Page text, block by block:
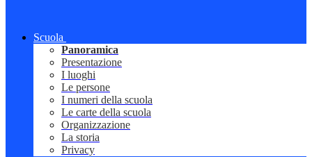
Scuola
Panoramica
Presentazione
I luoghi
Le persone
I numeri della scuola
Le carte della scuola
Organizzazione
La storia
Privacy